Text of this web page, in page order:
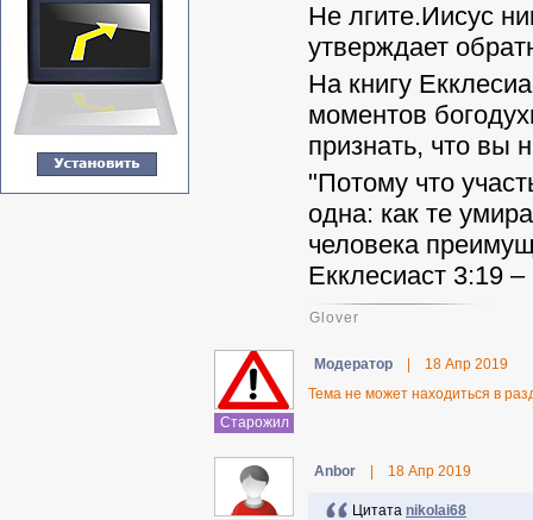
Не лгите.Иисус
утверждает
На книгу
моментов
признать, что вы
"Потому что
одна: как те
человека
Екклесиаст 3:19
Glover
Старожил
Модератор
18 Апр 2019
Тема не может находиться в
Anbor 18 Апр 2019
Цитата nikolai68